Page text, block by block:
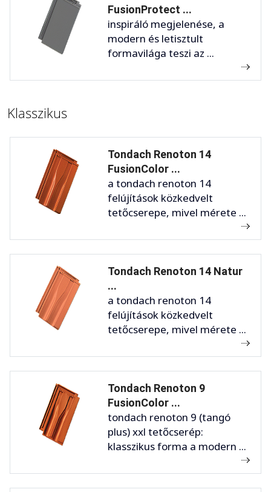
FusionProtect ...
inspiráló megjelenése, a
modern és letisztult
formavilága teszi az ...
Klasszikus
Tondach Renoton 14
FusionColor ...
a tondach renoton 14
felújítások közkedvelt
tetőcserepe, mivel mérete ...
Tondach Renoton 14 Natur
...
a tondach renoton 14
felújítások közkedvelt
tetőcserepe, mivel mérete ...
Tondach Renoton 9
FusionColor ...
tondach renoton 9 (tangó
plus) xxl tetőcserép:
klasszikus forma a modern ...